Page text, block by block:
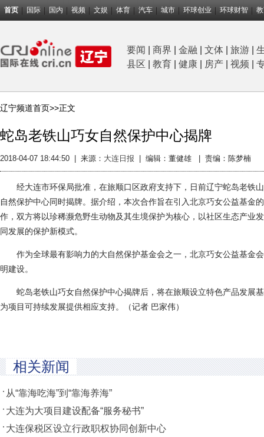
首页 国际 国内 视频 文娱 体育 汽车 城市 环球创业 环球财智
要闻 商界 金融 文体 旅游
县区
教育 健康 房产 视频
辽宁频道首页>>正文
蛇岛老铁山巧女自然保护中心揭牌
2018-04-07 18:44:50 来源： 大连日报 编辑：董健雄 | 责编：陈梦楠
经大连市环保局批准，在旅顺口区政府支持下，日前辽宁蛇岛老铁
自然保护中心同时揭牌。据介绍，本次合作旨在引入北京巧女公益基金
作，双方将以珍稀濒危野生动物及其生境保护为核心，以社区生态产业
同发展的保护新模式。
作为全球最有影响力的大自然保护基金会之一，北京巧女公益基金会
明建设。
蛇岛老铁山巧女自然保护中心揭牌后，将在旅顺设立特色产品发展
为项目可持续发展提供相应支持。（记者 巴家伟）
相关新闻
从“靠海吃海”到“靠海养海”
大连为大项目建设配备“服务秘书”
大连保税区设立行政职权协同创新中心